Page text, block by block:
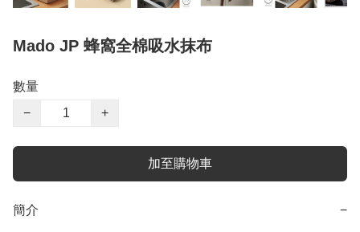
Mado JP 蜂窩全棉吸水抹布
數量
−
+
加至購物車
簡介 −